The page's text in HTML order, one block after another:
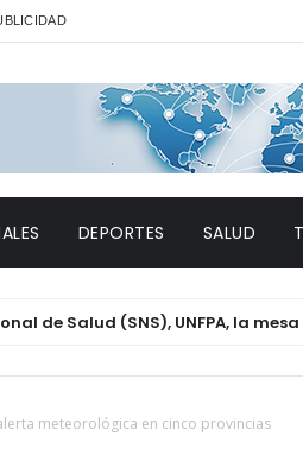
DEPORTES SALUD
(SNS), UNFPA, la mesa
meteorológica en cinco provincias